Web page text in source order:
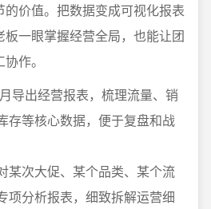
价值。把数据变成可视化报表
一眼掌握经营全局，也能让团
作。
导出经营报表，梳理流量、销
存等核心数据，便于复盘和战
某次大促、某个品类、某个流
项分析报表，细致拆解运营细